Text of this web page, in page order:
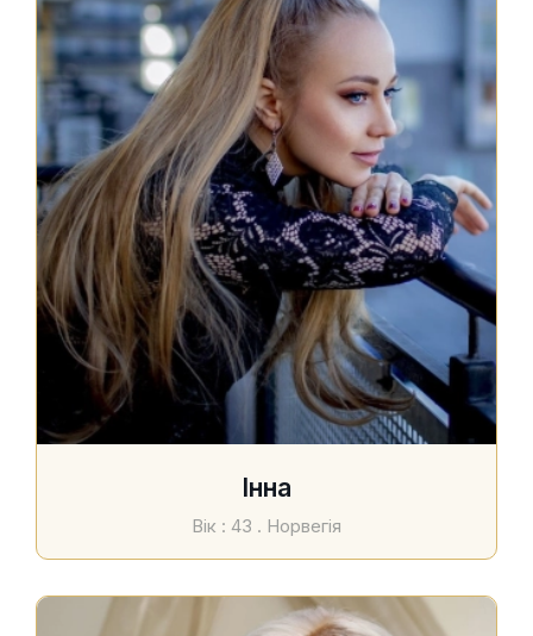
Інна
Вік : 43 . Норвегія